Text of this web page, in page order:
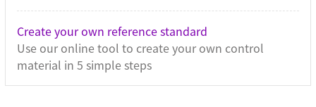
Create your own reference standard
Use our online tool to create your own control
material in 5 simple steps